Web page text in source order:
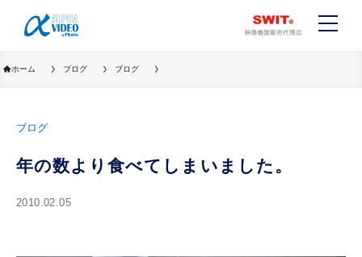
ホーム ブログ ブログ
ブログ
年の数より食べてしまいました。
2010.02.05